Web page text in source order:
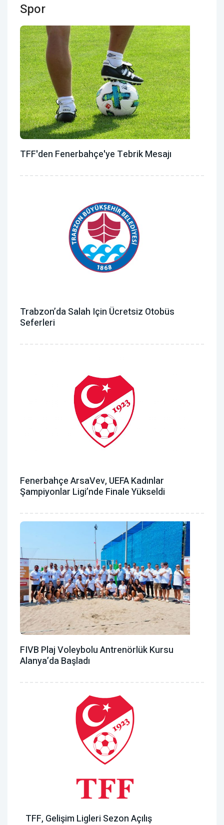
Spor
TFF'den Fenerbahçe'ye Tebrik Mesajı
Trabzon’da Salah Için Ücretsiz Otobüs
Seferleri
Fenerbahçe ArsaVev, UEFA Kadınlar
Şampiyonlar Ligi’nde Finale Yükseldi
FIVB Plaj Voleybolu Antrenörlük Kursu
Alanya’da Başladı
TFF, Gelişim Ligleri Sezon Açılış